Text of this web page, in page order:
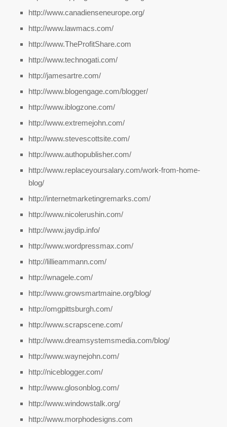
http://www.canadienseneurope.org/
http://www.lawmacs.com/
http://www.TheProfitShare.com
http://www.technogati.com/
http://jamesartre.com/
http://www.blogengage.com/blogger/
http://www.iblogzone.com/
http://www.extremejohn.com/
http://www.stevescottsite.com/
http://www.authopublisher.com/
http://www.replaceyoursalary.com/work-from-home-
blog/
http://internetmarketingremarks.com/
http://www.nicolerushin.com/
http://www.jaydip.info/
http://www.wordpressmax.com/
http://lillieammann.com/
http://wnagele.com/
http://www.growsmartmaine.org/blog/
http://omgpittsburgh.com/
http://www.scrapscene.com/
http://www.dreamsystemsmedia.com/blog/
http://www.waynejohn.com/
http://niceblogger.com/
http://www.glosonblog.com/
http://www.windowstalk.org/
http://www.morphodesigns.com